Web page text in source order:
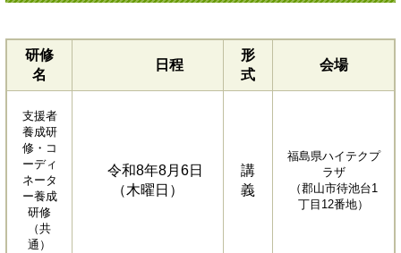
研修
名
日程
形
式
会場
支援者
養成研
修・コ
ーディ
ネータ
ー養成
研修
（共
通）
令和8年8月6日
（木曜日）
講
義
福島県ハイテクプ
ラザ
（郡山市待池台1
丁目12番地）